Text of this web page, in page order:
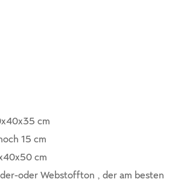
cm
15 cm
cm
oder Webstoffton , der am besten